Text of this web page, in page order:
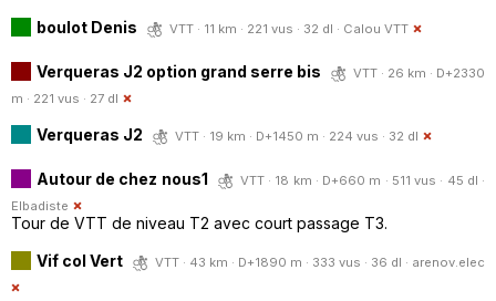
boulot Denis
VTT · 11 km · 221 vus · 32 dl · Calou VTT
Verqueras J2 option grand serre bis
VTT · 26 km · D+2330
m · 221 vus · 27 dl
Verqueras J2 VTT · 19 km · D+1450 m · 224 vus · 32 dl
Autour de chez nous1
VTT · 18 km · D+660 m · 511 vus · 45 dl ·
Elbadiste
Tour de VTT de niveau T2 avec court passage T3.
Vif col Vert
VTT · 43 km · D+1890 m · 333 vus · 36 dl · arenov.elec